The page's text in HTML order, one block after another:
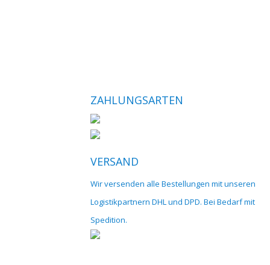
ZAHLUNGSARTEN
VERSAND
Wir versenden alle Bestellungen mit unseren
Logistikpartnern DHL und DPD. Bei Bedarf mit
Spedition.